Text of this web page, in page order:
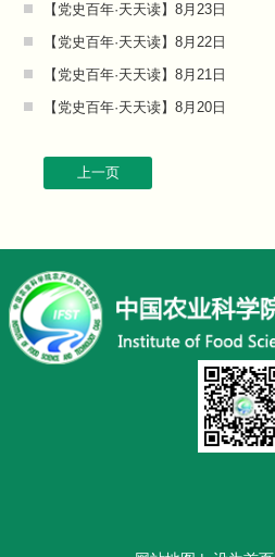
【党史百年·天天读】8月23日
【党史百年·天天读】8月22日
【党史百年·天天读】8月21日
【党史百年·天天读】8月20日
上一页